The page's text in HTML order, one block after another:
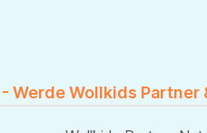
Werde Wollkids Partner